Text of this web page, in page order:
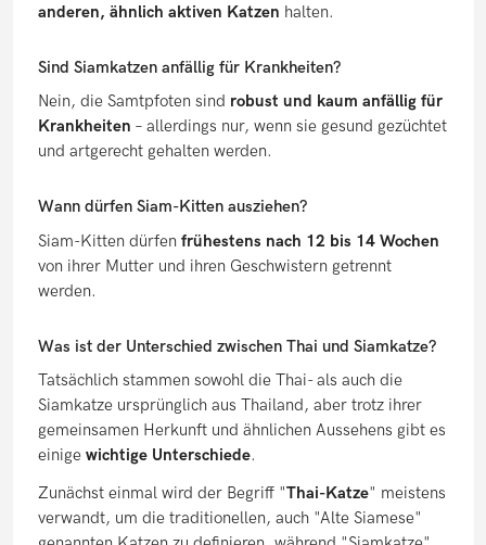
anderen, ähnlich aktiven Katzen halten.
Sind Siamkatzen anfällig für Krankheiten?
Nein, die Samtpfoten sind robust und kaum anfällig für
Krankheiten – allerdings nur, wenn sie gesund gezüchtet
und artgerecht gehalten werden.
Wann dürfen Siam-Kitten ausziehen?
Siam-Kitten dürfen frühestens nach 12 bis 14 Wochen
von ihrer Mutter und ihren Geschwistern getrennt
werden.
Was ist der Unterschied zwischen Thai und Siamkatze?
Tatsächlich stammen sowohl die Thai- als auch die
Siamkatze ursprünglich aus Thailand, aber trotz ihrer
gemeinsamen Herkunft und ähnlichen Aussehens gibt es
einige wichtige Unterschiede.
Zunächst einmal wird der Begriff "Thai-Katze" meistens
verwandt, um die traditionellen, auch "Alte Siamese"